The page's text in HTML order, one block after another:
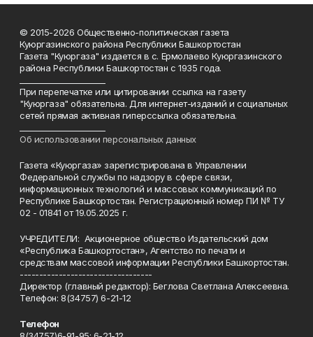
© 2015-2026 Общественно-политическая газета
Куюргазинского района Республики Башкортостан
Газета "Куюргаза" издается в с. Ермолаево Куюргазинского
района Республики Башкортостан с 1935 года.
При перепечатке или цитировании ссылка на газету
"Куюргаза" обязательна. Для интернет-изданий и социальных
сетей прямая активная гиперссылка обязательна.
Об использовании персональных данных
Газета «Куюргаза» зарегистрирована в Управлении
Федеральной службы по надзору в сфере связи,
информационных технологий и массовых коммуникаций по
Республике Башкортостан. Регистрационный номер ПИ № ТУ
02 - 01841 от 19.05.2025 г.
УЧРЕДИТЕЛИ: Акционерное общество Издательский дом
«Республика Башкортостан», Агентство по печати и
средствам массовой информации Республики Башкортостан.
----------------------------------
Директор (главный редактор): Беглова Светлана Алексеевна.
Телефон: 8(34757) 6-21-12
Телефон